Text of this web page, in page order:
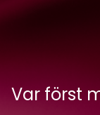
Var först